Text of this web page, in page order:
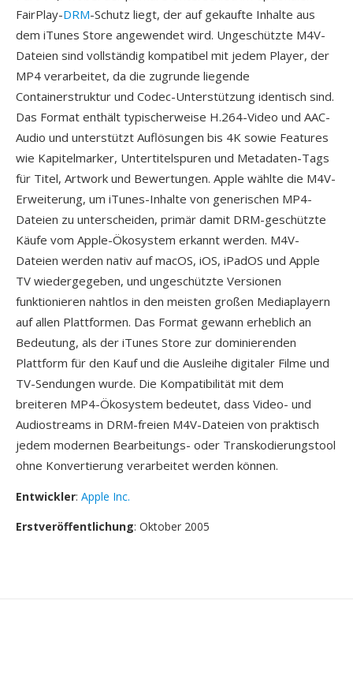
FairPlay-DRM-Schutz liegt, der auf gekaufte Inhalte aus
dem iTunes Store angewendet wird. Ungeschützte M4V-
Dateien sind vollständig kompatibel mit jedem Player, der
MP4 verarbeitet, da die zugrunde liegende
Containerstruktur und Codec-Unterstützung identisch sind.
Das Format enthält typischerweise H.264-Video und AAC-
Audio und unterstützt Auflösungen bis 4K sowie Features
wie Kapitelmarker, Untertitelspuren und Metadaten-Tags
für Titel, Artwork und Bewertungen. Apple wählte die M4V-
Erweiterung, um iTunes-Inhalte von generischen MP4-
Dateien zu unterscheiden, primär damit DRM-geschützte
Käufe vom Apple-Ökosystem erkannt werden. M4V-
Dateien werden nativ auf macOS, iOS, iPadOS und Apple
TV wiedergegeben, und ungeschützte Versionen
funktionieren nahtlos in den meisten großen Mediaplayern
auf allen Plattformen. Das Format gewann erheblich an
Bedeutung, als der iTunes Store zur dominierenden
Plattform für den Kauf und die Ausleihe digitaler Filme und
TV-Sendungen wurde. Die Kompatibilität mit dem
breiteren MP4-Ökosystem bedeutet, dass Video- und
Audiostreams in DRM-freien M4V-Dateien von praktisch
jedem modernen Bearbeitungs- oder Transkodierungstool
ohne Konvertierung verarbeitet werden können.
Entwickler: Apple Inc.
Erstveröffentlichung: Oktober 2005